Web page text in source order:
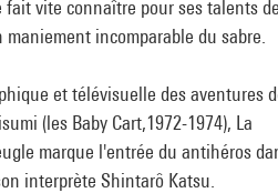
fait vite connaître pour ses talents
incomparable du sabre.
et télévisuelle des aventures
(les Baby Cart,1972-1974), La
marque l'entrée du antihéros
interprète Shintarô Katsu.